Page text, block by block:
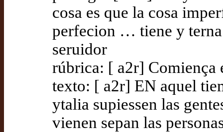
cosa es que la cosa
perfecion … tiene y
seruidor
rúbrica: [ a2r] Comiença
texto: [ a2r] EN aquel
ytalia supiessen las
vienen sepan las